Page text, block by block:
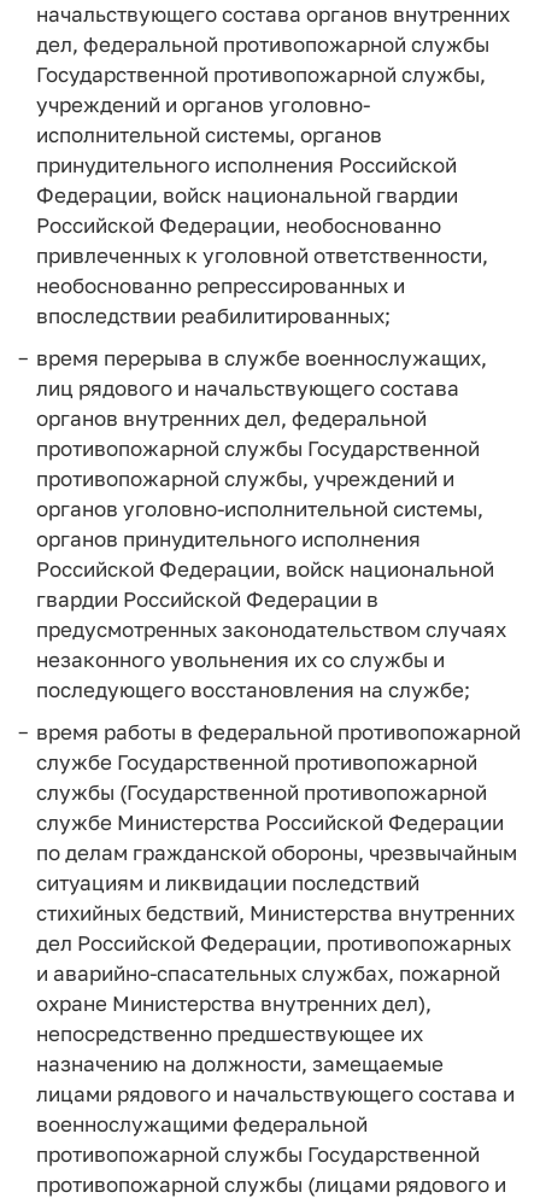
начальствующего состава органов внутренних
дел, федеральной противопожарной службы
Государственной противопожарной службы,
учреждений и органов уголовно-
исполнительной системы, органов
принудительного исполнения Российской
Федерации, войск национальной гвардии
Российской Федерации, необоснованно
привлеченных к уголовной ответственности,
необоснованно репрессированных и
впоследствии реабилитированных;
время перерыва в службе военнослужащих,
лиц рядового и начальствующего состава
органов внутренних дел, федеральной
противопожарной службы Государственной
противопожарной службы, учреждений и
органов уголовно-исполнительной системы,
органов принудительного исполнения
Российской Федерации, войск национальной
гвардии Российской Федерации в
предусмотренных законодательством случаях
незаконного увольнения их со службы и
последующего восстановления на службе;
время работы в федеральной противопожарной
службе Государственной противопожарной
службы (Государственной противопожарной
службе Министерства Российской Федерации
по делам гражданской обороны, чрезвычайным
ситуациям и ликвидации последствий
стихийных бедствий, Министерства внутренних
дел Российской Федерации, противопожарных
и аварийно-спасательных службах, пожарной
охране Министерства внутренних дел),
непосредственно предшествующее их
назначению на должности, замещаемые
лицами рядового и начальствующего состава и
военнослужащими федеральной
противопожарной службы Государственной
противопожарной службы (лицами рядового и